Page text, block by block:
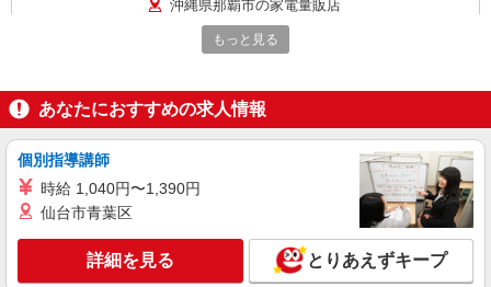
万円支給(規定有) お友達を紹介頂くと, インセンテ
ィブ支給(規定有) ★月2回払い・週払い可能（規程
有）★ ゜・。○。・゜+゜・。○。・゜+゜
沖縄県那覇市の家電量販店
派遣社員
株式会社シエロ
時給1300円〜 ※残業代支給 ★交通費別途支給
（規定あり） ゜+゜・。○。・゜+゜・。○。・゜
+゜ 入社祝い金10万円支給(規定有) お友達を紹介
頂くと, インセンティブ支給(規定有) ★月2回払
い・週払い可能（規程有）★ ゜・。○。・゜
+゜・。○。・゜+゜
沖縄県那覇市のdocomoショップ
キープ 詳細を見る
もっと見る
あなたにおすすめの求人情報
個別指導講師
時給 1,040円〜1,390円
仙台市青葉区
詳細を見る とりあえずキープ